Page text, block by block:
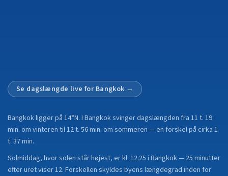
Se dagslængde live for Bangkok →
Bangkokligger på 14°N. I Bangkok svinger dagslængden fra 11 t. 19
min. om vinteren til 12 t. 56 min. om sommeren — en forskel på cirka 1
t. 37 min.
Solmiddag, hvor solen står højest, er kl. 12:25 i Bangkok — 25 minutter
efter uret viser 12. Forskellen skyldes byens længdegrad inden for